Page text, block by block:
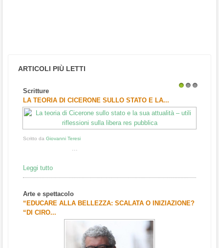
ARTICOLI PIÙ LETTI
Scritture
LA TEORIA DI CICERONE SULLO STATO E LA...
Scritto da Giovanni Teresi
...
Leggi tutto
Arte e spettacolo
“EDUCARE ALLA BELLEZZA: SCALATA O INIZIAZIONE?
“DI CIRO...